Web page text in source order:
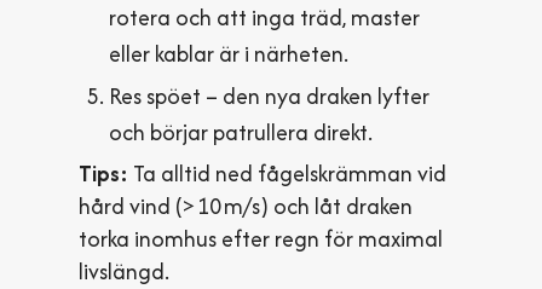
rotera och att inga träd, master
eller kablar är i närheten.
Res spöet – den nya draken lyfter
och börjar patrullera direkt.
Tips: Ta alltid ned fågelskrämman vid
hård vind (> 10 m/s) och låt draken
torka inomhus efter regn för maximal
livslängd.